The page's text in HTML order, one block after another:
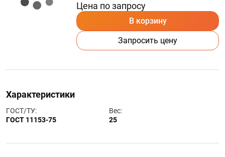
Цена по запросу
В корзину
Запросить цену
Характеристики
ГОСТ/ТУ:
ГОСТ 11153-75
Вес:
25